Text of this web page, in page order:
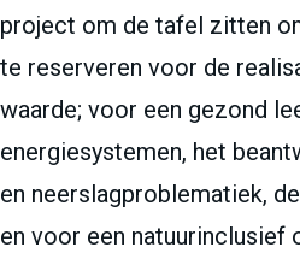
project om de tafel zitten
te reserveren voor de
waarde; voor een gezond
energiesystemen, het
en neerslagproblematiek,
en voor een natuurinclusief